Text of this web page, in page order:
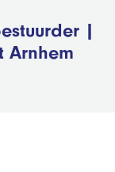
|
Arnhem